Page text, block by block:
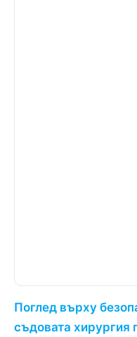
Поглед върху
съдовата хирургия